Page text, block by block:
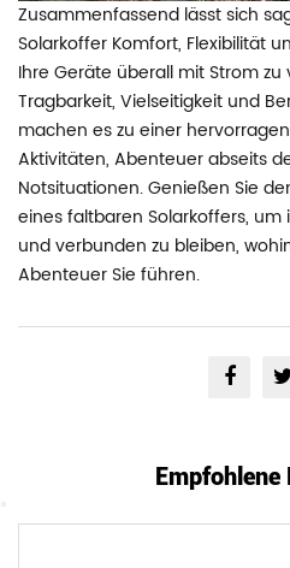
Zusammenfassend lässt sich
Solarkoffer Komfort, Flexibilität
Ihre Geräte überall mit Strom zu
Tragbarkeit, Vielseitigkeit und
machen es zu einer
Aktivitäten, Abenteuer abseits
Notsituationen. Genießen Sie
eines faltbaren Solarkoffers,
und verbunden zu bleiben,
Abenteuer Sie führen.
Empfohlene